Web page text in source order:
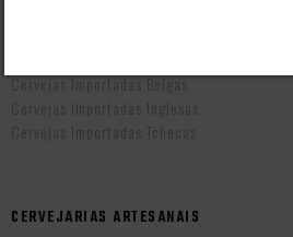
Cervejas Importadas Belgas
Cervejas Importadas Inglesas
Cervejas Importadas Tchecas
CERVEJARIAS ARTESANAIS